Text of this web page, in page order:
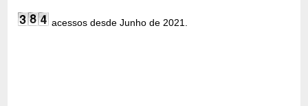
acessos desde Junho de 2021.